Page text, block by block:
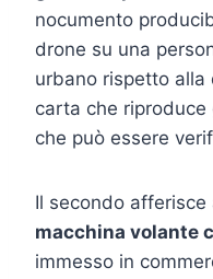
nocumento
drone su una
urbano rispetto
carta che
che può essere
Il secondo afferisce
macchina volante
immesso in